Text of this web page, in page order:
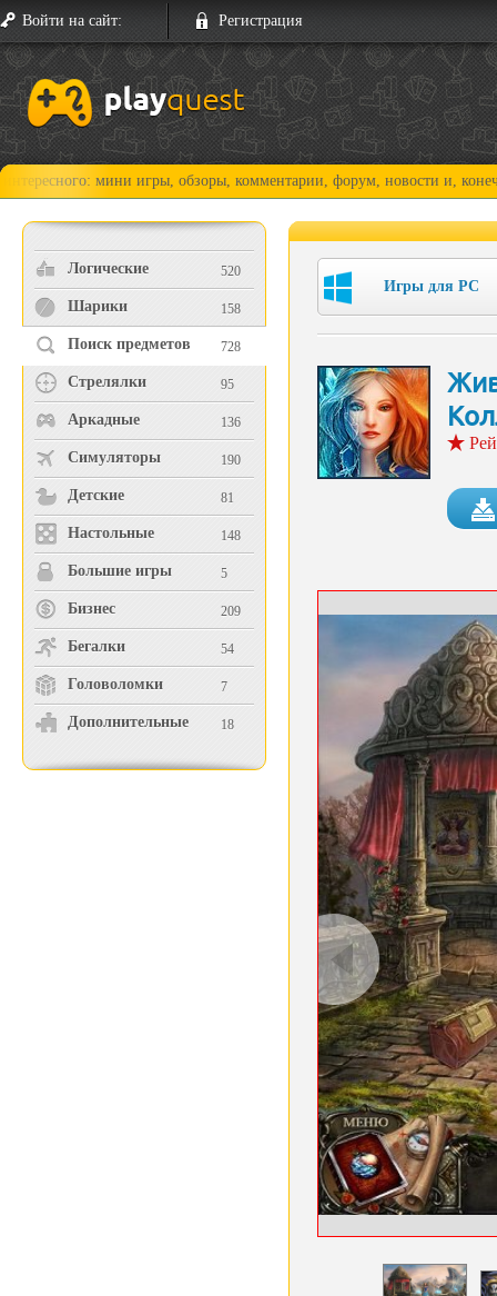
Войти на сайт: Регистрация
мини игры, обзоры, комментарии, форум, новости и, конечно,
Логические 520
Шарики 158
Поиск предметов 728
Стрелялки 95
Аркадные 136
Симуляторы 190
Детские 81
Настольные 148
Большие игры 5
Бизнес 209
Бегалки 54
Головоломки 7
Дополнительные 18
Игры для PC